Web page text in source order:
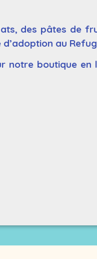
des pâtes de
au
notre boutique en